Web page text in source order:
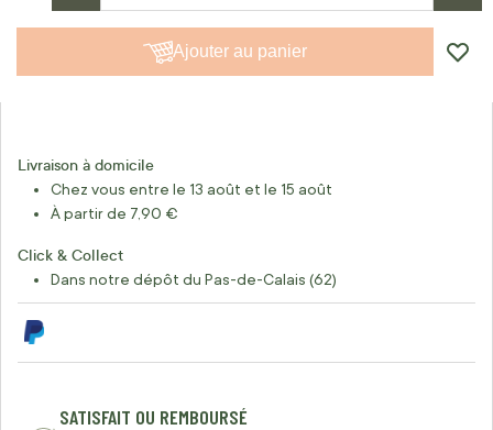
Ajouter au panier
Livraison à domicile
Chez vous entre le 13 août et le 15 août
À partir de 7,90 €
Click & Collect
Dans notre dépôt du Pas-de-Calais (62)
SATISFAIT OU REMBOURSÉ